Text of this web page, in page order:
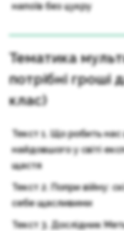
напоїв без цукру
Тематика
потрібні гроші
клас)
Текст 1. Що робить
найдовшого у світі
щастя
Текст 2. Попри війну:
себе щасливими
Текст 3. Дослідник